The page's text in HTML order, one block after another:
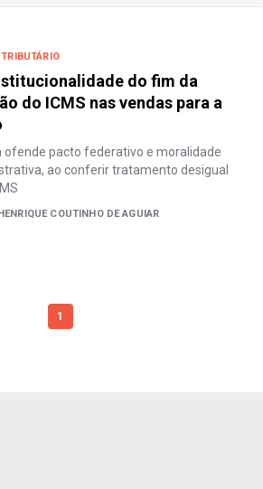
do fim da
do ICMS nas vendas para a
ofende pacto federativo e moralidade
ao conferir tratamento desigual
COUTINHO DE AGUIAR
1